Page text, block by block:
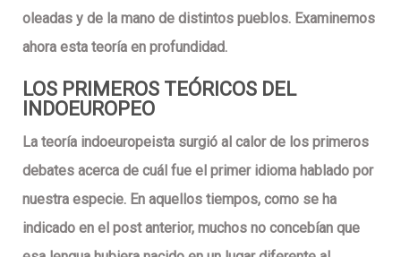
oleadas y de la mano de distintos pueblos. Examinemos
ahora esta teoría en profundidad.
LOS PRIMEROS TEÓRICOS DEL
INDOEUROPEO
La teoría indoeuropeista surgió al calor de los primeros
debates acerca de cuál fue el primer idioma hablado por
nuestra especie. En aquellos tiempos, como se ha
indicado en el post anterior, muchos no concebían que